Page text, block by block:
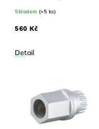
Skladem (>5 ks)
560 Kč
Detail